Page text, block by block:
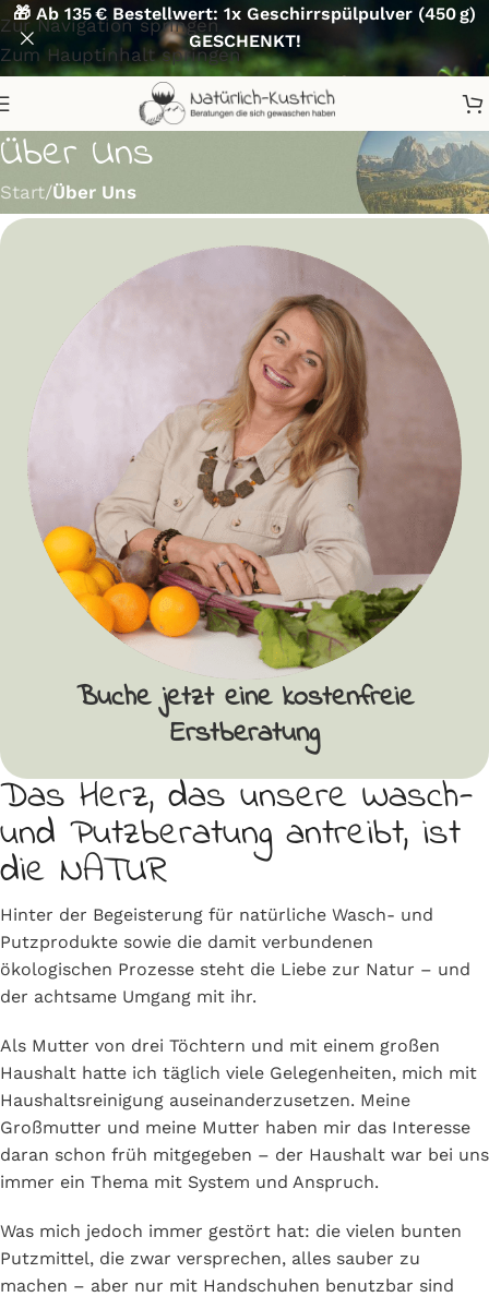
Zur Navigation springen
Zum Hauptinhalt springen
🎁 Ab 135 € Bestellwert: 1x Geschirrspülpulver (450 g)
GESCHENKT!
Über Uns
Start/Über Uns
Das Herz, das unsere Wasch-
und Putzberatung antreibt, ist
die NATUR
Hinter der Begeisterung für natürliche Wasch- und
Putzprodukte sowie die damit verbundenen
ökologischen Prozesse steht die Liebe zur Natur – und
der achtsame Umgang mit ihr.
Als Mutter von drei Töchtern und mit einem großen
Haushalt hatte ich täglich viele Gelegenheiten, mich mit
Haushaltsreinigung auseinanderzusetzen. Meine
Großmutter und meine Mutter haben mir das Interesse
daran schon früh mitgegeben – der Haushalt war bei uns
immer ein Thema mit System und Anspruch.
Was mich jedoch immer gestört hat: die vielen bunten
Putzmittel, die zwar versprechen, alles sauber zu
machen – aber nur mit Handschuhen benutzbar sind
Buche jetzt eine kostenfreie
Erstberatung